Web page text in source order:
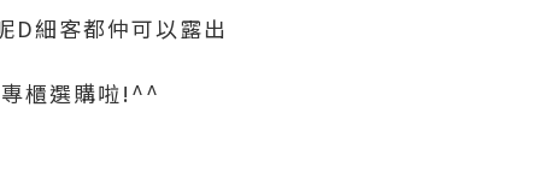
D細客都仲可以露出
櫃選購啦!^^